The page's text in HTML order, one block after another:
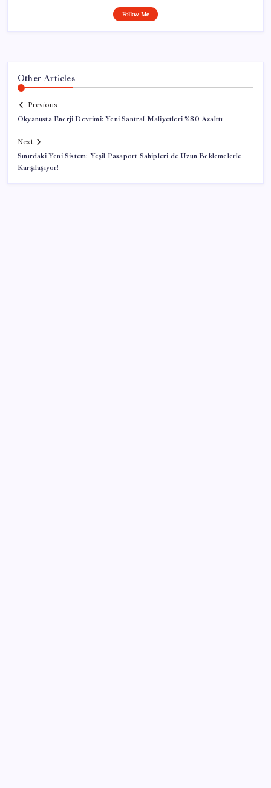
Follow Me
Other Articles
Previous
Okyanusta Enerji Devrimi: Yeni Santral Maliyetleri %80 Azalttı
Next
Sınırdaki Yeni Sistem: Yeşil Pasaport Sahipleri de Uzun Beklemelerle
Karşılaşıyor!